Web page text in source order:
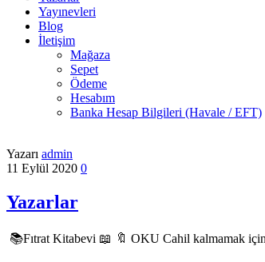
Yayınevleri
Blog
İletişim
Mağaza
Sepet
Ödeme
Hesabım
Banka Hesap Bilgileri (Havale / EFT)
Yazarı admin
11 Eylül 2020 0
Yazarlar
📚Fıtrat Kitabevi 📖 🔖 OKU Cahil kalmamak